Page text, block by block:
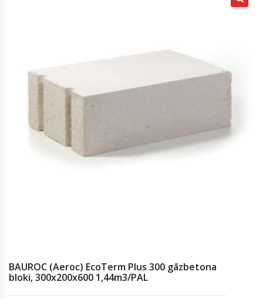
BAUROC (Aeroc) EcoTerm Plus 300 gāzbetona
bloki, 300x200x600 1,44m3/PAL